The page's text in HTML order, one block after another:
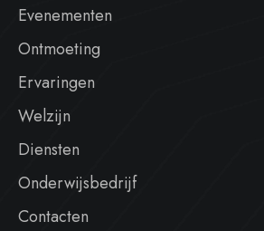
Evenementen
Ontmoeting
Ervaringen
Welzijn
Diensten
Onderwijsbedrijf
Contacten